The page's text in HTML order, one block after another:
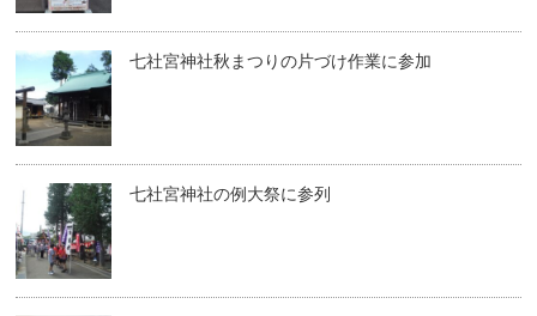
七社宮神社秋まつりの片づけ作業に参加
七社宮神社の例大祭に参列